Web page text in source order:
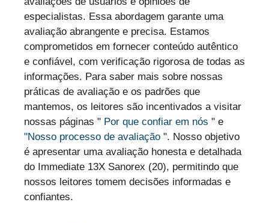
especialistas. Essa abordagem garante uma
avaliação abrangente e precisa. Estamos
comprometidos em fornecer conteúdo autêntico
e confiável, com verificação rigorosa de todas as
informações. Para saber mais sobre nossas
práticas de avaliação e os padrões que
mantemos, os leitores são incentivados a visitar
nossas páginas " Por que confiar em nós " e
"Nosso processo de avaliação ". Nosso objetivo
é apresentar uma avaliação honesta e detalhada
do Immediate 13X Sanorex (20), permitindo que
nossos leitores tomem decisões informadas e
confiantes.